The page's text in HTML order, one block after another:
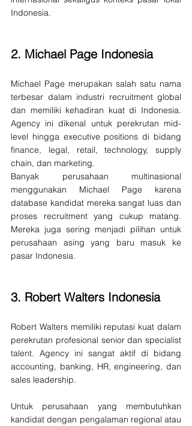
Indonesia.
2. Michael Page Indonesia
Michael Page merupakan salah satu nama
terbesar dalam industri recruitment global
dan memiliki kehadiran kuat di Indonesia.
Agency ini dikenal untuk perekrutan mid-
level hingga executive positions di bidang
finance, legal, retail, technology, supply
chain, dan marketing.
Banyak perusahaan multinasional
menggunakan Michael Page karena
database kandidat mereka sangat luas dan
proses recruitment yang cukup matang.
Mereka juga sering menjadi pilihan untuk
perusahaan asing yang baru masuk ke
pasar Indonesia.
3. Robert Walters Indonesia
Robert Walters memiliki reputasi kuat dalam
perekrutan profesional senior dan specialist
talent. Agency ini sangat aktif di bidang
accounting, banking, HR, engineering, dan
sales leadership.
Untuk perusahaan yang membutuhkan
kandidat dengan pengalaman regional atau